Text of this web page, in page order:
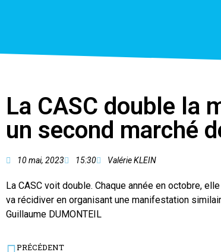
La CASC double la
un second marché
10 mai, 2023 15:30 Valérie KLEIN
La CASC voit double. Chaque année en octobre,
va récidiver en organisant une manifestation
Guillaume DUMONTEIL
PRÉCÉDENT